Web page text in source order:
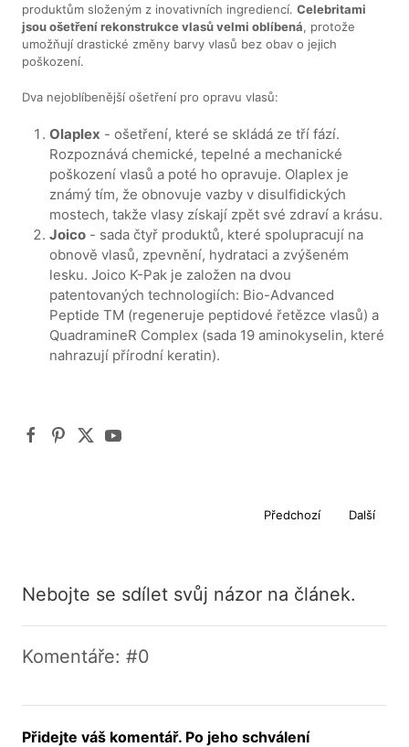
produktům složeným z inovativních ingrediencí.Celebritami
jsou ošetření rekonstrukce vlasů velmi oblíbená, protože
umožňují drastické změny barvy vlasů bez obav o jejich
poškození.
Dva nejoblíbenější ošetření pro opravu vlasů:
Olaplex - ošetření, které se skládá ze tří fází.
Rozpoznává chemické, tepelné a mechanické
poškození vlasů a poté ho opravuje. Olaplex je
známý tím, že obnovuje vazby v disulfidických
mostech, takže vlasy získají zpět své zdraví a krásu.
Joico - sada čtyř produktů, které spolupracují na
obnově vlasů, zpevnění, hydrataci a zvýšeném
lesku. Joico K-Pak je založen na dvou
patentovaných technologiích: Bio-Advanced
Peptide TM (regeneruje peptidové řetězce vlasů) a
QuadramineR Complex (sada 19 aminokyselin, které
nahrazují přírodní keratin).
Předchozí Další
Nebojte se sdílet svůj názor na článek.
Komentáře: #0
Přidejte váš komentář. Po jeho schválení